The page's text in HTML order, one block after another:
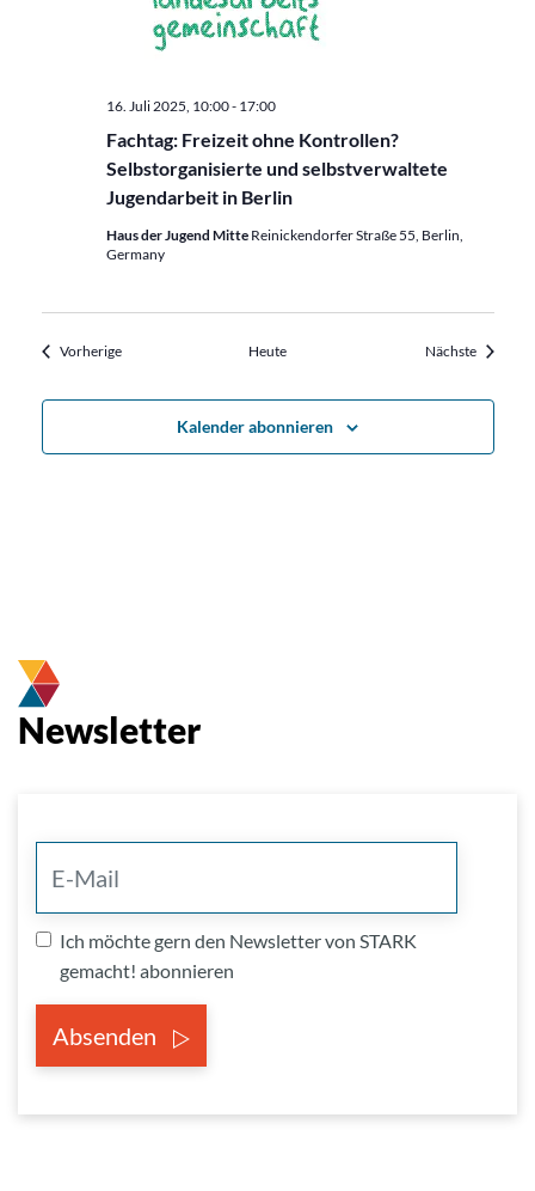
Fachtag: Freizeit ohne Kontrollen?
Selbstorganisierte und selbstverwaltete
Jugendarbeit in Berlin
16. Juli 2025, 10:00- 17:00
Haus der Jugend Mitte Reinickendorfer Straße 55, Berlin,
Germany
VorherigeVeranstaltungen Heute Nächste
Kalender abonnieren
Newsletter
Ich möchte gern den Newsletter von STARK
gemacht! abonnieren
Absenden